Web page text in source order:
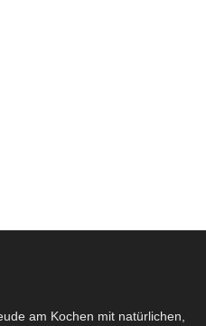
am Kochen mit natürlichen,